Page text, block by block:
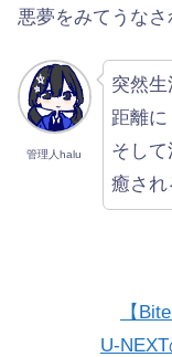
悪夢をみてうなさ
管理人halu
突然
距離に
そして
癒され
【
U-